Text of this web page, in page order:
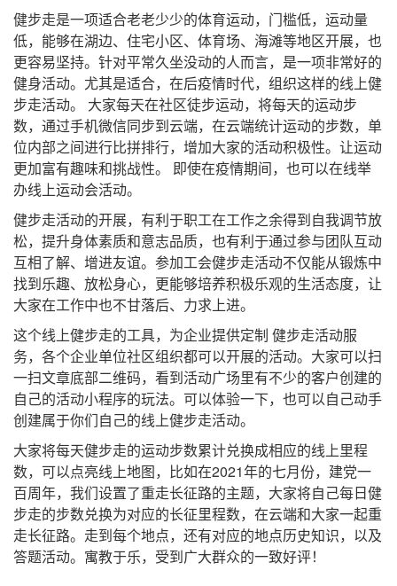
健步走是一项适合老老少少的体育运动，门槛低，运动量
低，能够在湖边、住宅小区、体育场、海滩等地区开展，也
更容易坚持。针对平常久坐没动的人而言，是一项非常好的
健身活动。尤其是适合，在后疫情时代，组织这样的线上健
步走活动。 大家每天在社区徒步运动，将每天的运动步
数，通过手机微信同步到云端，在云端统计运动的步数，单
位内部之间进行比拼排行，增加大家的活动积极性。让运动
更加富有趣味和挑战性。 即使在疫情期间，也可以在线举
办线上运动会活动。
健步走活动的开展，有利于职工在工作之余得到自我调节放
松，提升身体素质和意志品质，也有利于通过参与团队互动
互相了解、增进友谊。参加工会健步走活动不仅能从锻炼中
找到乐趣、放松身心，更能够培养积极乐观的生活态度，让
大家在工作中也不甘落后、力求上进。
这个线上健步走的工具，为企业提供定制 健步走活动服
务，各个企业单位社区组织都可以开展的活动。大家可以扫
一扫文章底部二维码，看到活动广场里有不少的客户创建的
自己的活动小程序的玩法。可以体验一下，也可以自己动手
创建属于你们自己的线上健步走活动。
大家将每天健步走的运动步数累计兑换成相应的线上里程
数，可以点亮线上地图，比如在2021年的七月份，建党一
百周年，我们设置了重走长征路的主题，大家将自己每日健
步走的步数兑换为对应的长征里程数，在云端和大家一起重
走长征路。走到每个地点，还有对应的地点历史知识，以及
答题活动。寓教于乐，受到广大群众的一致好评！